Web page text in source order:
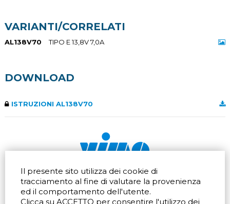
Il presente sito utilizza dei cookie di
tracciamento al fine di valutare la provenienza
ed il comportamento dell'utente.
Clicca su ACCETTO per consentire l'utilizzo dei
VARIANTI/CORRELATI
AL138V70 TIPO E 13,8V 7,0A
DOWNLOAD
ISTRUZIONI AL138V70
Via dell'artigianato 32Q
20865 Usmate Velate (MB)
Indicazioni Stradali
Tel. +39 039 672520
Fax +39 039 672568
Email